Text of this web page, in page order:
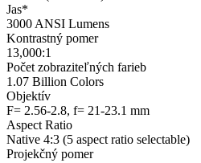
Jas*‎
3000 ANSI Lumens‎
Kontrastný pomer‎
13,000:1‎
Počet zobraziteľných farieb‎
1.07 Billion Colors‎
Objektív‎
F= 2.56-2.8, f= 21-23.1 mm‎
Aspect Ratio‎
Native 4:3 (5 aspect ratio selectable)‎
Projekčný pomer‎